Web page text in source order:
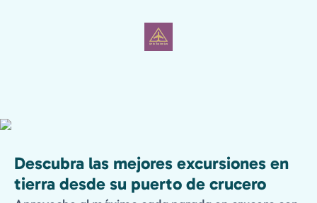
Descubra las mejores excursiones en
tierra desde su puerto de crucero